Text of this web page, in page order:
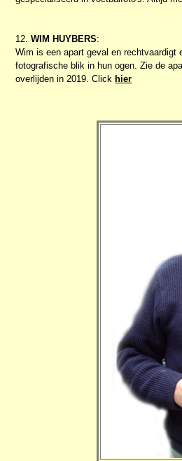
12.WIM HUYBERS:
Wim is een apart geval en rechtvaardigt
fotografische blik in hun ogen. Zie de
overlijden in 2019. Click hier